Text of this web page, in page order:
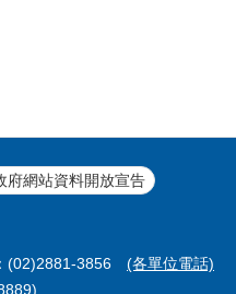
府網站資料開放宣告
(02)2881-3856 (各單位電話)